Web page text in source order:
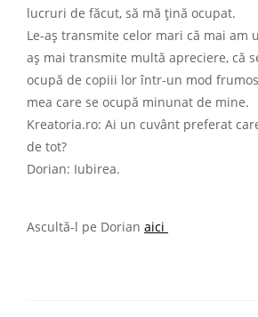
lucruri de făcut, să mă țină ocupat.
Le-aș transmite celor mari că mai am
aș mai transmite multă apreciere, că
ocupă de copiii lor într-un mod
mea care se ocupă minunat de mine.
Kreatoria.ro: Ai un cuvânt preferat
de tot?
Dorian: Iubirea.
Ascultă-l pe Dorian aici